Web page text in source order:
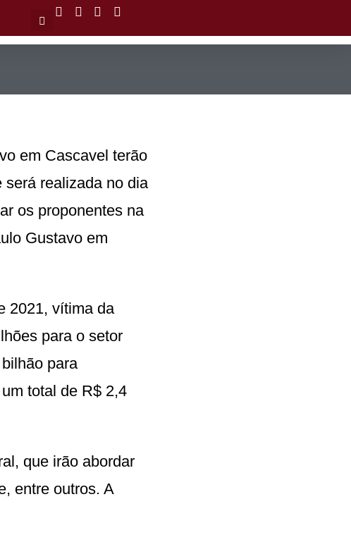
em Cascavel terão
será realizada no dia
os proponentes na
Gustavo em
2021, vítima da
para o setor
para
total de R$ 2,4
que irão abordar
entre outros. A